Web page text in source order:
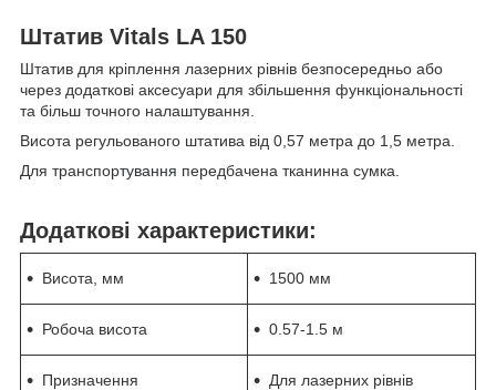
Штатив Vitals LA 150
Штатив для кріплення лазерних рівнів безпосередньо або
через додаткові аксесуари для збільшення функціональності
та більш точного налаштування.
Висота регульованого штатива від 0,57 метра до 1,5 метра.
Для транспортування передбачена тканинна сумка.
Додаткові характеристики:
Висота, мм 1500 мм
Робоча висота 0.57-1.5 м
Призначення Для лазерних рівнів